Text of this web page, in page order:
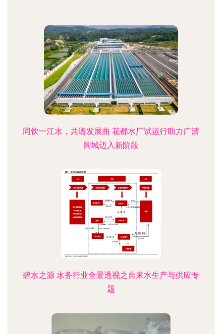
同饮一江水，共谱发展曲 花都水厂试运行助力广清
同城迈入新阶段
碧水之源 水务行业全景透视之自来水生产与供应专
题